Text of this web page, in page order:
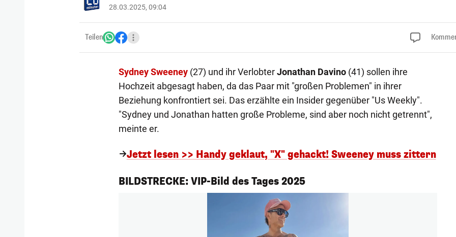
28.03.2025, 09:04
Teilen
Sydney Sweeney(27) und ihr VerlobterJonathan Davino(41) sollen ihre
Hochzeit abgesagt haben, da das Paar mit "großen Problemen" in ihrer
Beziehung konfrontiert sei. Das erzählte ein Insider gegenüber "Us Weekly".
"Sydney und Jonathan hatten große Probleme, sind aber noch nicht getrennt",
meinte er.
Jetzt lesen >> Handy geklaut, "X" gehackt! Sweeney muss zittern
BILDSTRECKE: VIP-Bild des Tages 2025
1/144